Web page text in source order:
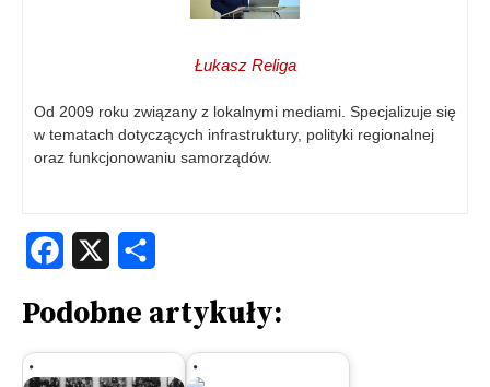
Łukasz Religa
Od 2009 roku związany z lokalnymi mediami. Specjalizuje się
w tematach dotyczących infrastruktury, polityki regionalnej
oraz funkcjonowaniu samorządów.
Facebook
Podobne artykuły: